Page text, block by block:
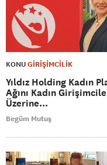
KONUGİRİŞİMCİLİK
Yıldız Holding Kadın
Ağını Kadın
Üzerine...
Begüm Mutuş